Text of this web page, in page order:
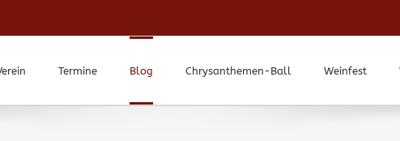
Termine Blog Chrysanthemen-Ball Weinfest